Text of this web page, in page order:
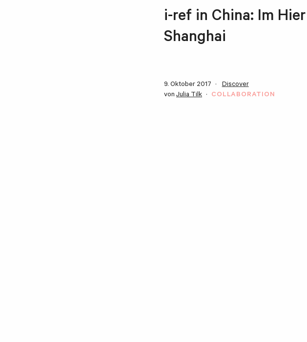
i-ref in China: Im
Shanghai
9. Oktober 2017
Discover
von Julia Tilk COLLABORATION